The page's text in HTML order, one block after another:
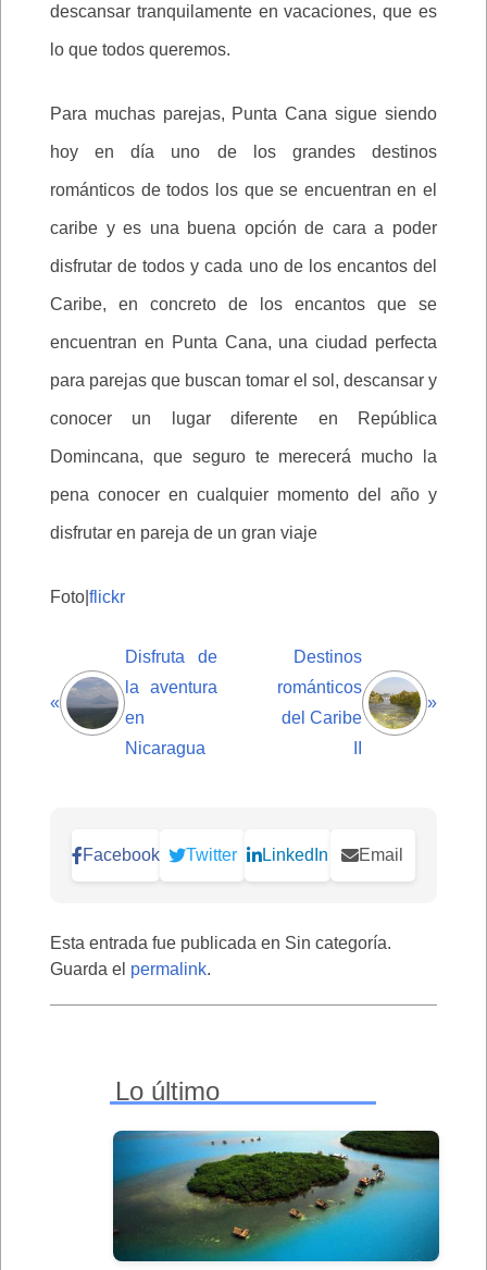
descansar tranquilamente en vacaciones, que es
lo que todos queremos.
Para muchas parejas, Punta Cana sigue siendo
hoy en día uno de los grandes destinos
románticos de todos los que se encuentran en el
caribe y es una buena opción de cara a poder
disfrutar de todos y cada uno de los encantos del
Caribe, en concreto de los encantos que se
encuentran en Punta Cana, una ciudad perfecta
para parejas que buscan tomar el sol, descansar y
conocer un lugar diferente en República
Domincana, que seguro te merecerá mucho la
pena conocer en cualquier momento del año y
disfrutar en pareja de un gran viaje
Foto| flickr
«
Disfruta de
la aventura
en
Nicaragua
Destinos
románticos
del Caribe
»
Facebook Twitter LinkedIn Email
Esta entrada fue publicada en Sin categoría.
Guarda el permalink.
Lo último